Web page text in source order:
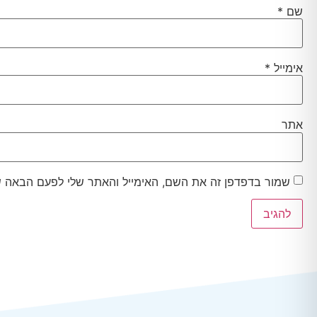
שם *
אימייל *
אתר
שמור בדפדפן זה את השם, האימייל והאתר שלי לפעם הבאה